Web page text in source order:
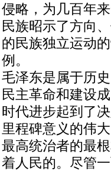
侵略，为几百年
民族昭示了方向
的民族独立运动
例。
毛泽东是属于历
民主革命和建设
时代进步起到了
里程碑意义的伟
最高统治者的最
着人民的。尽管